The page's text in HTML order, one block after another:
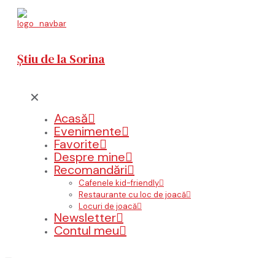
Știu de la Sorina
✕
Acasă
Evenimente
Favorite
Despre mine
Recomandări
Cafenele kid-friendly
Restaurante cu loc de joacă
Locuri de joacă
Newsletter
Contul meu